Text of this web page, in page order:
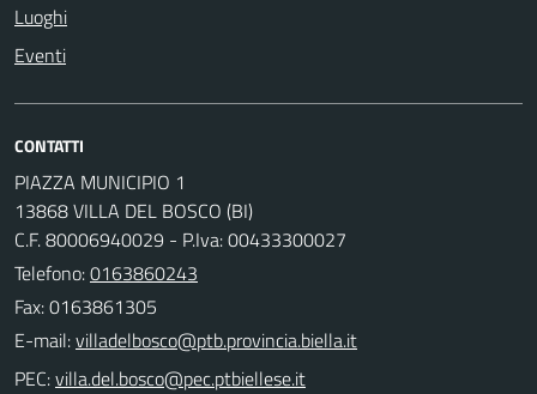
Luoghi
Eventi
CONTATTI
PIAZZA MUNICIPIO 1
13868 VILLA DEL BOSCO (BI)
C.F. 80006940029 - P.Iva: 00433300027
Telefono:0163860243
Fax: 0163861305
E-mail:
PEC: